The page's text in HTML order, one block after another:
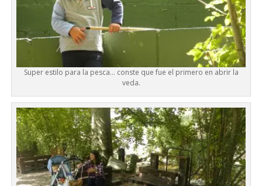
Super estilo para la pesca… conste que fue el primero en abrir la
veda.